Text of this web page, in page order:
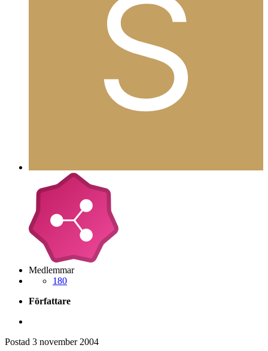
Medlemmar
180
Författare
Postad 3 november 2004